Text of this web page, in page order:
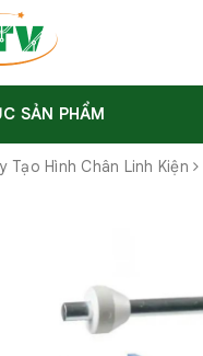
SẢN PHẨM
Tạo Hình Chân Linh Kiện